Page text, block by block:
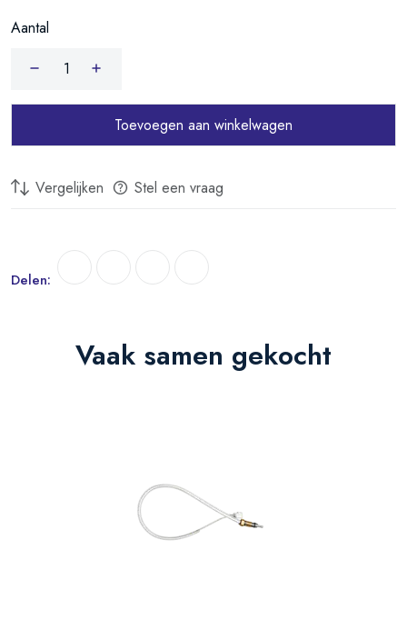
Aantal
Toevoegen aan winkelwagen
Vergelijken Stel een vraag
Delen:
Vaak samen gekocht